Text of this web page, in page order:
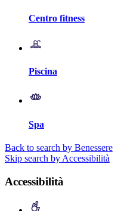
Centro fitness
Piscina
Spa
Back to search by Benessere
Skip search by Accessibilità
Accessibilità